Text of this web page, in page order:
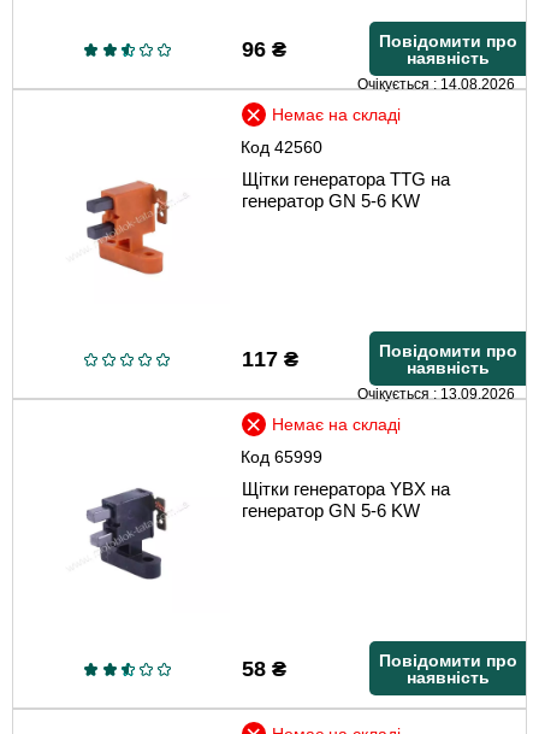
96₴
Повідомити про
наявність
Очікується : 14.08.2026
Код42560
Немає на складі
Щітки генератора TTG на
генератор GN 5-6 KW
117₴
Повідомити про
наявність
Очікується : 13.09.2026
Код65999
Немає на складі
Щітки генератора YBX на
генератор GN 5-6 KW
58₴
Повідомити про
наявність